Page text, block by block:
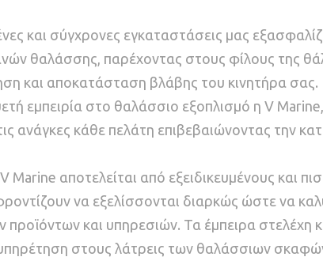
και σύγχρονες εγκαταστάσεις μας
θαλάσσης, παρέχοντας στους φίλους της
και αποκατάσταση βλάβης του κινητήρα σας.
εμπειρία στο θαλάσσιο εξοπλισμό η V
ανάγκες κάθε πελάτη επιβεβαιώνοντας την
Marine αποτελείται από εξειδικευμένους και
να εξελίσσονται διαρκώς ώστε να
και υπηρεσιών. Τα έμπειρα στελέχη
στους λάτρεις των θαλάσσιων